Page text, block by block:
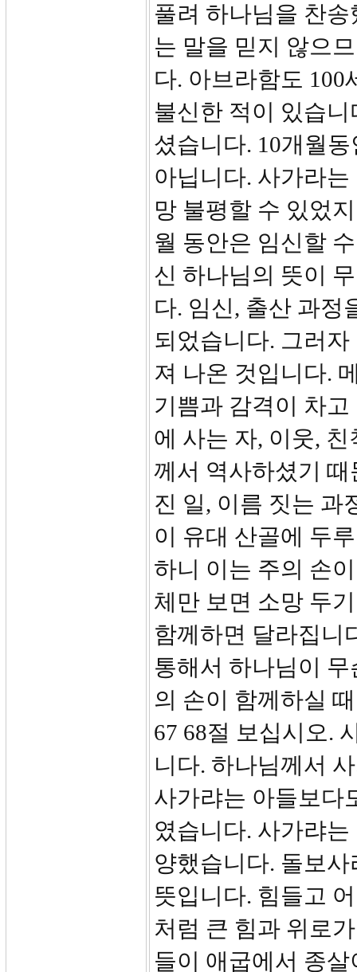
풀려 하나님을 찬
는 말을 믿지 않으
다. 아브라함도
불신한 적이 있습
셨습니다. 10개월
아닙니다. 사가라
망 불평할 수 있었
월 동안은 임신할
신 하나님의 뜻이
다. 임신, 출산 과정
되었습니다. 그러
져 나온 것입니다.
기쁨과 감격이 차
에 사는 자, 이웃,
께서 역사하셨기
진 일, 이름 짓는 과
이 유대 산골에 두
하니 이는 주의 손
체만 보면 소망 두
함께하면 달라집니
통해서 하나님이
의 손이 함께하실
67 68절 보십시오.
니다. 하나님께서
사가랴는 아들보다
였습니다. 사가랴
양했습니다. 돌보
뜻입니다. 힘들고
처럼 큰 힘과 위로
들이 애굽에서 종